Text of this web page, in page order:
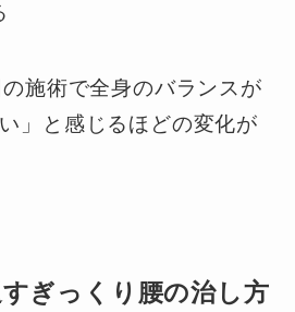
施術で全身のバランスが
」と感じるほどの変化が
ぎっくり腰の治し方